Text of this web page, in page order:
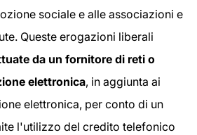
sociale e alle associazioni e
Queste erogazioni liberali
da un fornitore di reti o
elettronica, in aggiunta ai
elettronica, per conto di un
l'utilizzo del credito telefonico